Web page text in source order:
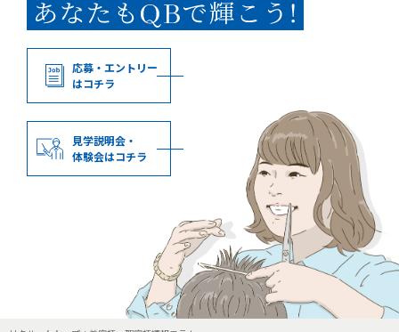
応募・エントリー
はコチラ
見学説明会・
体験会はコチラ